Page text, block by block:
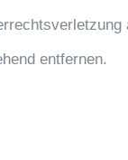
entfernen.